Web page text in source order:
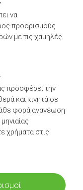
να
προορισμούς
με τις χαμηλές
προσφέρει την
και κινητά σε
φορά ανανέωση
χρήματα στις